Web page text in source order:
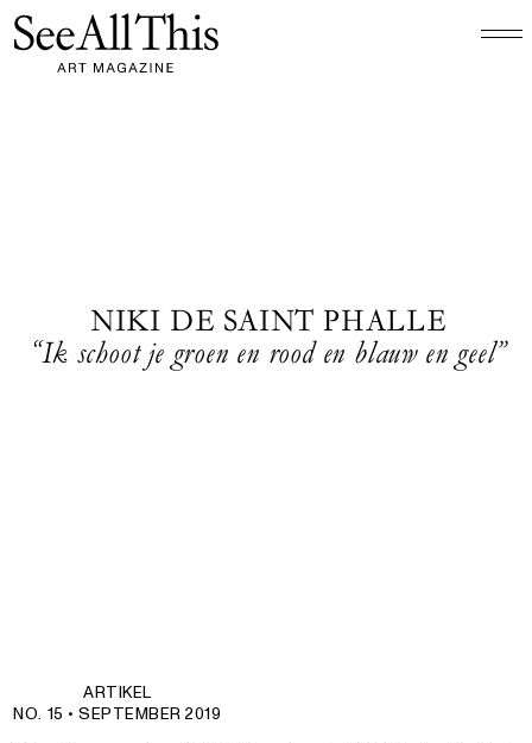
Logo See All This, linkt naar de homepage
NIKI DE SAINT PHALLE
“Ik schoot je groen en rood en blauw en geel”
ARTIKEL
NO. 15 •SEPTEMBER 2019